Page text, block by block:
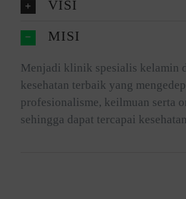
VISI
MISI
Menjadi klinik spesialis kelamin
kesehatan terbaik yang
profesionalisme, keilmuan serta
sehingga dapat tercapai